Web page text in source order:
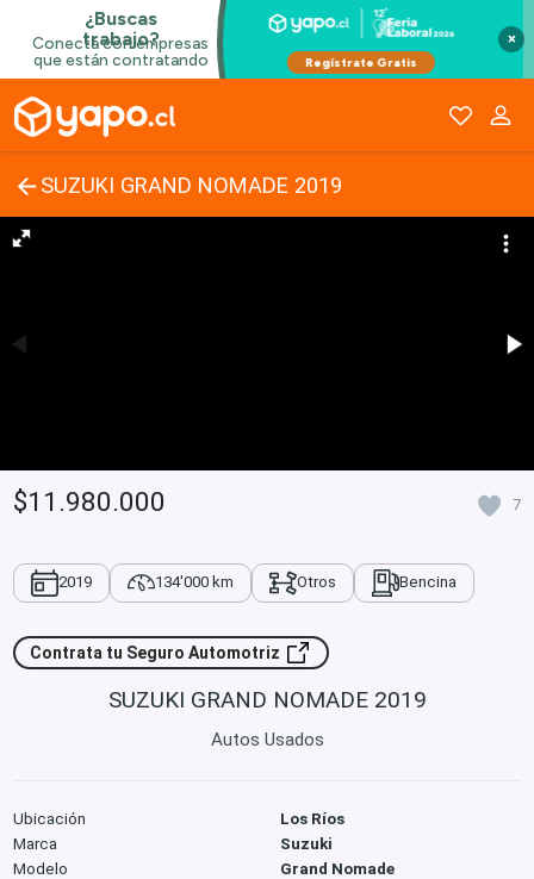
×
SUZUKI GRAND NOMADE 2019
$11.980.000 7
2019 134'000 km Otros Bencina
Contrata tu Seguro Automotriz
SUZUKI GRAND NOMADE 2019
Autos Usados
Ubicación
Los Ríos
Marca
Suzuki
Modelo
Grand Nomade